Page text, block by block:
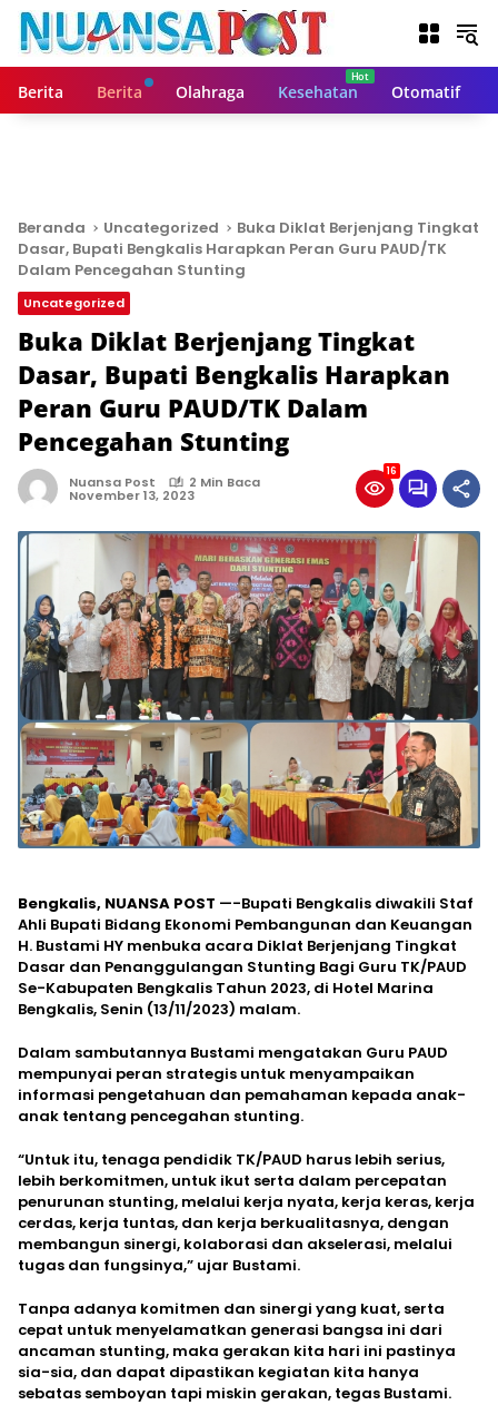
Berita Berita Olahraga Kesehatan Otomatif
Beranda Uncategorized
Buka Diklat Berjenjang Tingkat
Dasar, Bupati Bengkalis Harapkan Peran Guru PAUD/TK
Dalam Pencegahan Stunting
Uncategorized
Buka Diklat Berjenjang Tingkat
Dasar, Bupati Bengkalis Harapkan
Peran Guru PAUD/TK Dalam
Pencegahan Stunting
Nuansa Post 2 Min Baca
November 13, 2023
16
Bengkalis, NUANSA POST —-Bupati Bengkalis diwakili Staf
Ahli Bupati Bidang Ekonomi Pembangunan dan Keuangan
H. Bustami HY menbuka acara Diklat Berjenjang Tingkat
Dasar dan Penanggulangan Stunting Bagi Guru TK/PAUD
Se-Kabupaten Bengkalis Tahun 2023, di Hotel Marina
Bengkalis, Senin (13/11/2023) malam.
Dalam sambutannya Bustami mengatakan Guru PAUD
mempunyai peran strategis untuk menyampaikan
informasi pengetahuan dan pemahaman kepada anak-
anak tentang pencegahan stunting.
“Untuk itu, tenaga pendidik TK/PAUD harus lebih serius,
lebih berkomitmen, untuk ikut serta dalam percepatan
penurunan stunting, melalui kerja nyata, kerja keras, kerja
cerdas, kerja tuntas, dan kerja berkualitasnya, dengan
membangun sinergi, kolaborasi dan akselerasi, melalui
tugas dan fungsinya,” ujar Bustami.
Tanpa adanya komitmen dan sinergi yang kuat, serta
cepat untuk menyelamatkan generasi bangsa ini dari
ancaman stunting, maka gerakan kita hari ini pastinya
sia-sia, dan dapat dipastikan kegiatan kita hanya
sebatas semboyan tapi miskin gerakan, tegas Bustami.